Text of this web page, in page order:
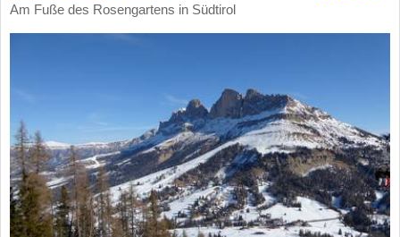
Am Fuße des Rosengartens in Südtirol